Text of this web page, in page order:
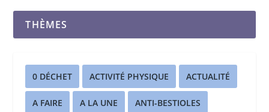
THÈMES
0 DÉCHET ACTIVITÉ PHYSIQUE ACTUALITÉ
A FAIRE A LA UNE ANTI-BESTIOLES